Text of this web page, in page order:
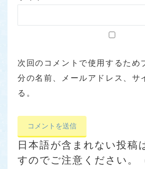
次回のコメントで使用するため
分の名前、メールアドレス、サ
る。
日本語が含まれない投稿
すのでご注意ください。